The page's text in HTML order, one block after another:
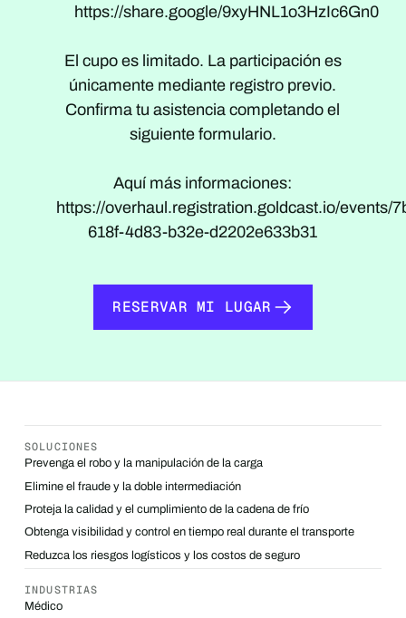
https://share.google/9xyHNL1o3HzIc6Gn0
El cupo es limitado. La participación es
únicamente mediante registro previo.
Confirma tu asistencia completando el
siguiente formulario.
Aquí más informaciones:
https://overhaul.registration.goldcast.io/events/
618f-4d83-b32e-d2202e633b31
RESERVAR MI LUGAR
SOLUCIONES
Prevenga el robo y la manipulación de la carga
Elimine el fraude y la doble intermediación
Proteja la calidad y el cumplimiento de la cadena de frío
Obtenga visibilidad y control en tiempo real durante el transporte
Reduzca los riesgos logísticos y los costos de seguro
INDUSTRIAS
Médico